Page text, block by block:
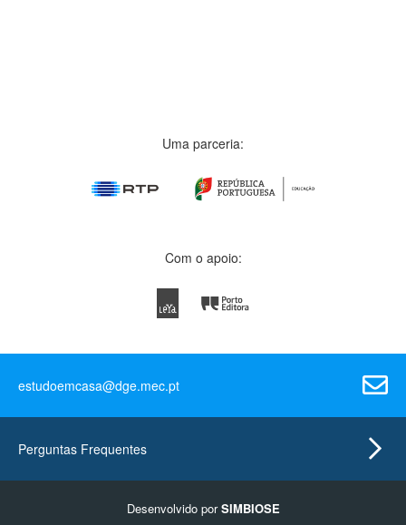
Uma parceria:
Com o apoio:
estudoemcasa@dge.mec.pt
Perguntas Frequentes
Desenvolvido porSIMBIOSE